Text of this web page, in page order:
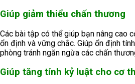
Giúp giảm thiểu chấn thương
Các bài tập có thể giúp bạn nâng cao
ổn định và vững chắc. Giúp ổn định
phòng tránh ngăn ngừa các chấn
Giúp tăng tính kỷ luật cho cơ